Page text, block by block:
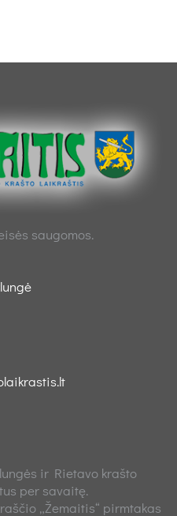
saugomos.
ir Rietavo krašto
per savaitę.
„Žemaitis“ pirmtakas